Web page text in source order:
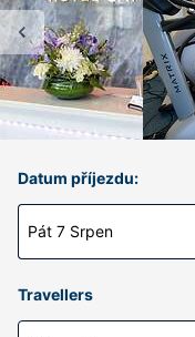
Datum příjezdu:
Pát 7 Srpen
Travellers